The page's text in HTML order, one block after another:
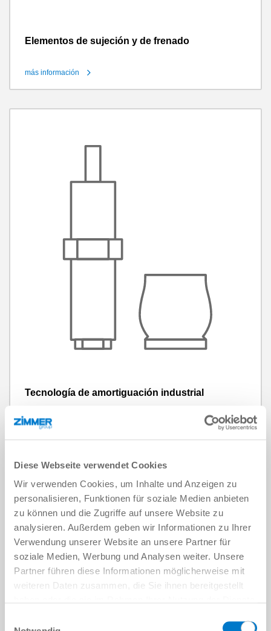
Diese Webseite verwendet Cookies
Wir verwenden Cookies, um Inhalte und Anzeigen zu
personalisieren, Funktionen für soziale Medien anbieten
zu können und die Zugriffe auf unsere Website zu
analysieren. Außerdem geben wir Informationen zu Ihrer
Verwendung unserer Website an unsere Partner für
soziale Medien, Werbung und Analysen weiter. Unsere
Partner führen diese Informationen möglicherweise mit
weiteren Daten zusammen, die Sie ihnen bereitgestellt
Elementos de sujeción y de frenado
más información
Tecnología de amortiguación industrial
más información